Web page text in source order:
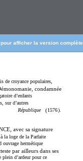
afficher la version complète
de croyance populaires,
condamnée
d’enfants
sur d’autres
République (1576).
avec sa signature
la loge de la Parfaite
ouvrage hermétique
par ailleurs dans ses
d’ardeur pour ce